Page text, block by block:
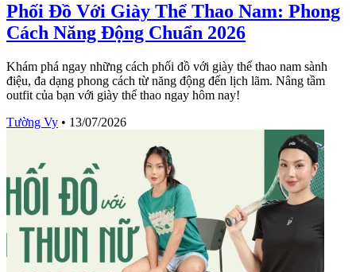
Phối Đồ Với Giày Thể Thao Nam: Phong
Cách Năng Động Chuẩn 2026
Khám phá ngay những cách phối đồ với giày thể thao nam sành
điệu, đa dạng phong cách từ năng động đến lịch lãm. Nâng tầm
outfit của bạn với giày thể thao ngay hôm nay!
Tường Vy • 13/07/2026